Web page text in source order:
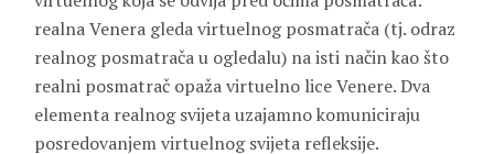
realna Venera gleda virtuelnog posmatrača (tj. odraz
realnog posmatrača u ogledalu) na isti način kao što
realni posmatrač opaža virtuelno lice Venere. Dva
elementa realnog svijeta uzajamno komuniciraju
posredovanjem virtuelnog svijeta refleksije.